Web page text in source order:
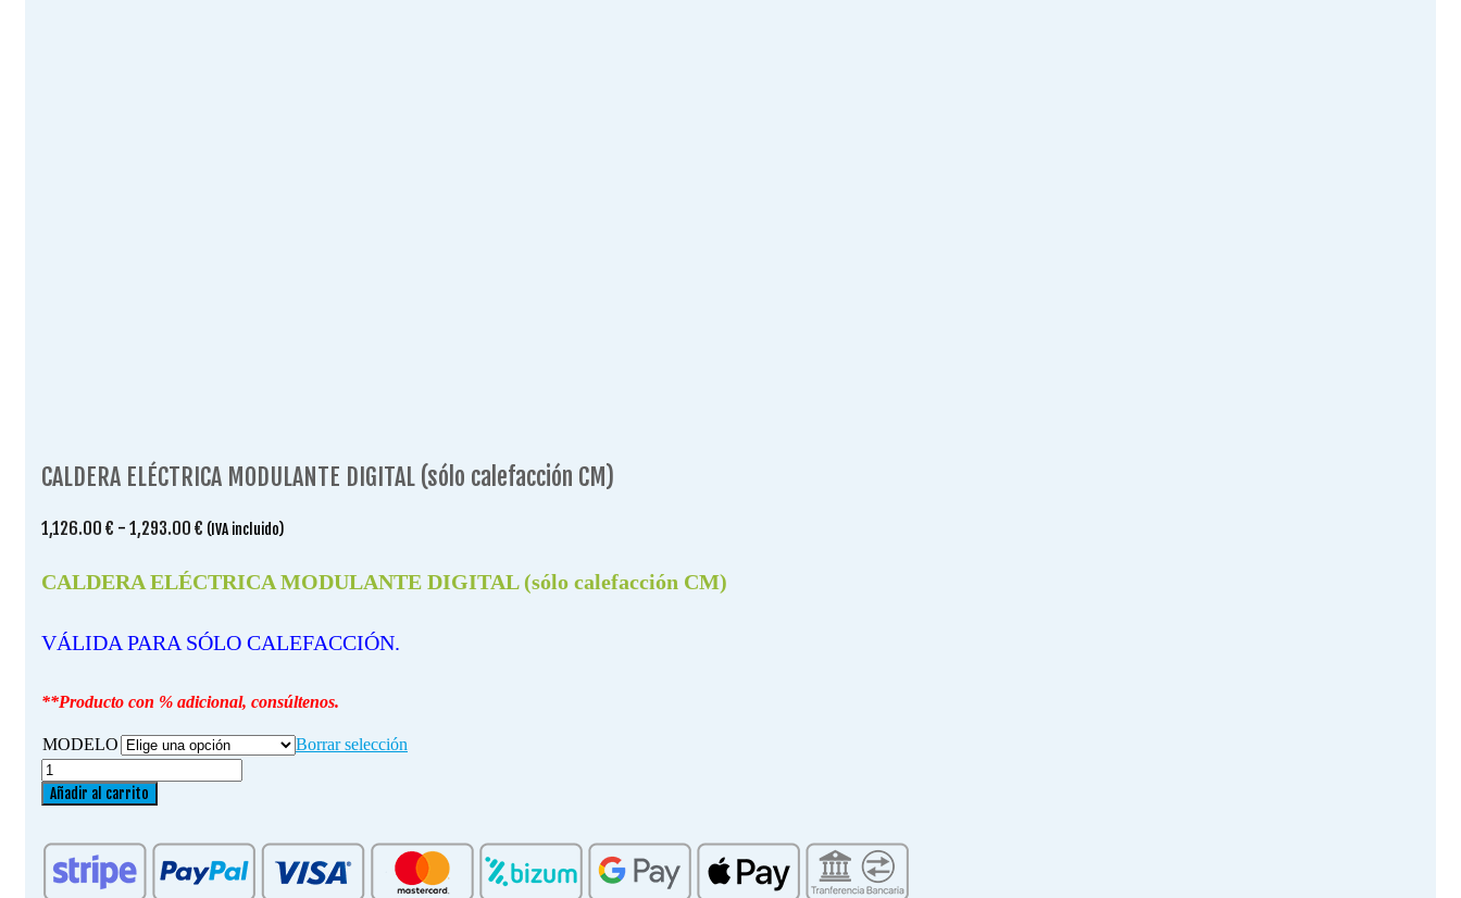
CALDERA ELÉCTRICA MODULANTE DIGITAL (sólo calefacción CM)
1,126.00 € - 1,293.00 € Rango
precios:
hasta
(IVA incluido)
CALDERA ELÉCTRICA MODULANTE DIGITAL (sólo calefacción CM)
VÁLIDA PARA SÓLO CALEFACCIÓN.
**Producto con % adicional, consúltenos.
MODELO
Borrar selección
CALDERA
ELÉCTRICA
DIGITAL
(sólo
calefacción
Añadir al carrito